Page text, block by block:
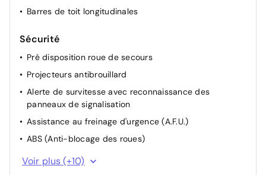
Barres de toit longitudinales
Sécurité
Pré disposition roue de secours
Projecteurs antibrouillard
Alerte de survitesse avec reconnaissance des
panneaux de signalisation
Assistance au freinage d'urgence (A.F.U.)
ABS (Anti-blocage des roues)
Système de détection de la pression des pneus
Voir plus (+10)